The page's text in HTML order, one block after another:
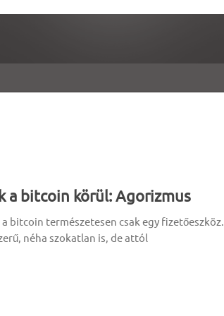
a bitcoin körül: Agorizmus
bitcoin természetesen csak egy fizetőeszköz.
néha szokatlan is, de attól